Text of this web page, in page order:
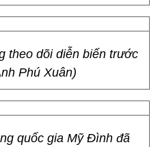
theo dõi diễn biến trước
Phú Xuân)
quốc gia Mỹ Đình đã